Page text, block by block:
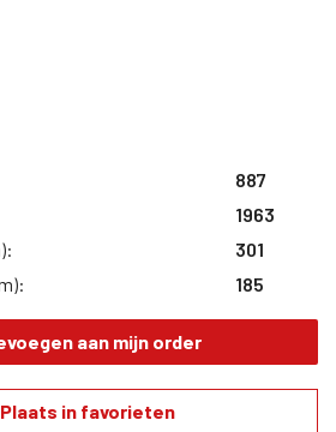
887
1963
301
185
aan mijn order
Plaats in favorieten